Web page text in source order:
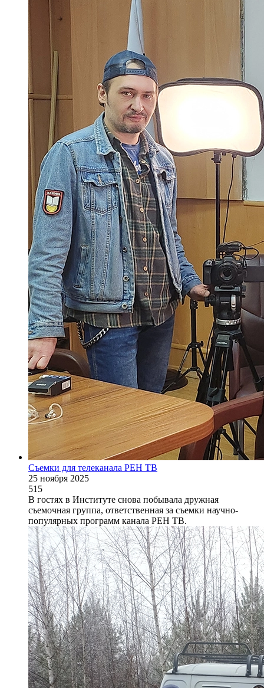
Съемки для телеканала РЕН ТВ
25 ноября 2025
515
В гостях в Институте снова побывала дружная
съемочная группа, ответственная за съемки научно-
популярных программ канала РЕН ТВ.